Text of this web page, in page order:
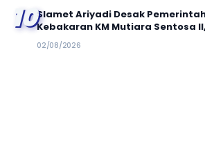
10Slamet Ariyadi Desak
Kebakaran KM Mutiara Sentosa
Total Keselamatan Pelayaran
02/08/2026